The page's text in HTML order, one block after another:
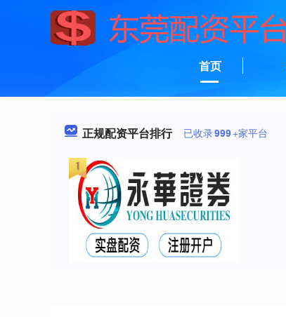
首页
正规配资平台排行 已收录999+家平台